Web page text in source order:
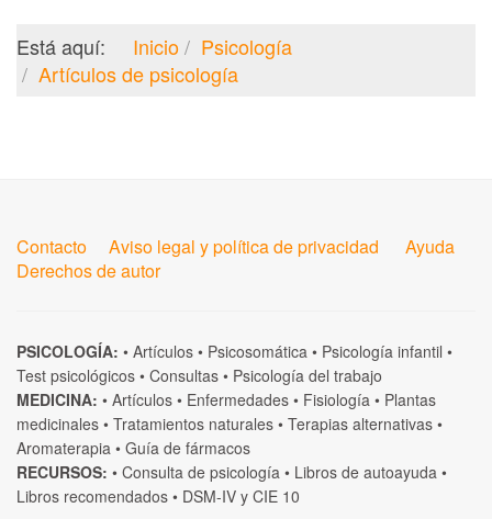
Está aquí: Inicio
Psicología
Artículos de psicología
Contacto Aviso legal y política de privacidad
Ayuda
Derechos de autor
PSICOLOGÍA: • Artículos • Psicosomática • Psicología infantil •
Test psicológicos • Consultas • Psicología del trabajo
MEDICINA: • Artículos • Enfermedades • Fisiología • Plantas
medicinales • Tratamientos naturales • Terapias alternativas •
Aromaterapia • Guía de fármacos
RECURSOS: • Consulta de psicología • Libros de autoayuda •
Libros recomendados • DSM-IV y CIE 10